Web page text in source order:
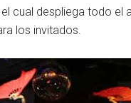
cual despliega todo el
los invitados.